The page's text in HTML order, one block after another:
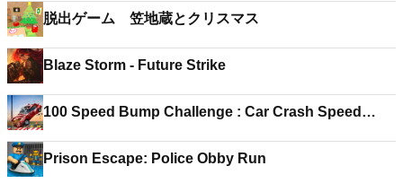
脱出ゲーム 笠地蔵とクリスマス
Blaze Storm - Future Strike
100 Speed Bump Challenge : Car Crash Speed
Prison Escape: Police Obby Run